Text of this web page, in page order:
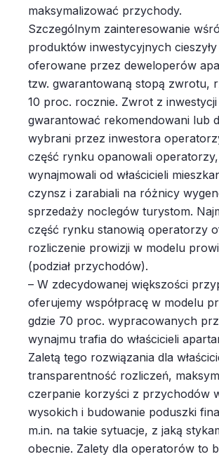
maksymalizować przychody.
Szczególnym zainteresowanie
produktów inwestycyjnych cieszyły
oferowane przez deweloperów
tzw. gwarantowaną stopą zwrotu,
10 proc. rocznie. Zwrot z inwestycji
gwarantować rekomendowani lub
wybrani przez inwestora
część rynku opanowali
wynajmowali od właścicieli
czynsz i zarabiali na różnicy
sprzedaży noclegów turystom.
część rynku stanowią operatorzy
rozliczenie prowizji w modelu
(podział przychodów).
– W zdecydowanej większości
oferujemy współpracę w modelu
gdzie 70 proc. wypracowanych
wynajmu trafia do właścicieli
Zaletą tego rozwiązania dla
transparentność rozliczeń,
czerpanie korzyści z przychodów
wysokich i budowanie poduszki
m.in. na takie sytuacje, z jaką
obecnie. Zalety dla operatorów to